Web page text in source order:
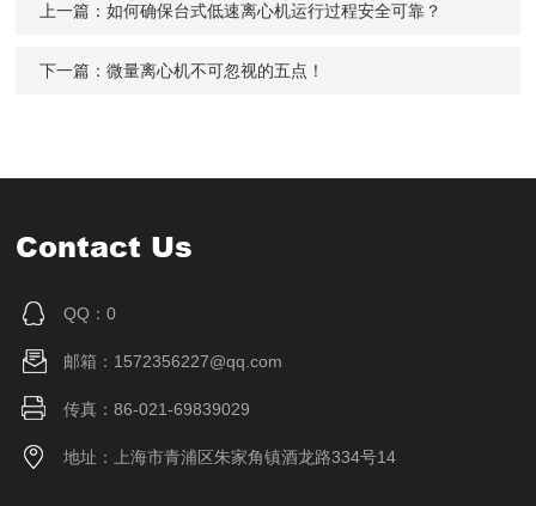
上一篇：如何确保台式低速离心机运行过程安全可靠？
下一篇：微量离心机不可忽视的五点！
Contact Us
QQ：0
邮箱：1572356227@qq.com
传真：86-021-69839029
地址：上海市青浦区朱家角镇酒龙路334号14